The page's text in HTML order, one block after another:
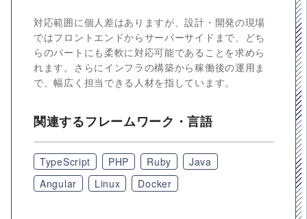
対応範囲に個人差はありますが、設計・開発の現場
ではフロントエンドからサーバーサイドまで、どち
らのパートにも柔軟に対応可能であることを求めら
れます。さらにインフラの構築から稼働後の運用ま
で、幅広く担当できる人材を指しています。
関連するフレームワーク・言語
TypeScript PHP Ruby
Java
Angular
Linux Docker